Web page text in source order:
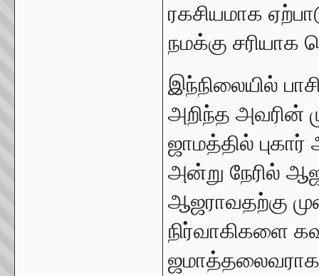
ரகசியமாக
நமக்கு சரியாக
இந்நிலையில்
அறிந்த அவரின்
ஜாமத்தில்
அன்று நேரில்
ஆஜராவதற்கு
நிர்வாகிகளை